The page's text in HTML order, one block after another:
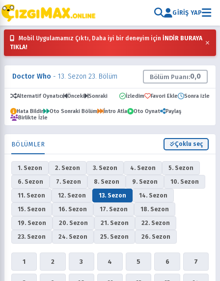
GIRIŞ YAP
Mobil Uygulamamız Çıktı, Daha iyi bir deneyim için İNDİR BURAYA
TIKLA!
×
Doctor Who - 13. Sezon 23. Bölüm Bölüm Puanı:0,0
Alternatif Oynatıcı Önceki Sonraki İzledim Favori Ekle Sonra izle
Hata Bildir Oto Sonraki Bölüm İntro Atla Oto Oynat
Paylaş
Birlikte İzle
BÖLÜMLER Çoklu seç
1. Sezon 2. Sezon 3. Sezon 4. Sezon
5. Sezon
6. Sezon
7. Sezon 8. Sezon 9. Sezon
10. Sezon
11. Sezon
12. Sezon 13. Sezon
14. Sezon
15. Sezon
16. Sezon 17. Sezon
18. Sezon
19. Sezon
20. Sezon 21. Sezon
22. Sezon
23. Sezon
24. Sezon 25. Sezon 26. Sezon
1 2 3 4 5 6 7